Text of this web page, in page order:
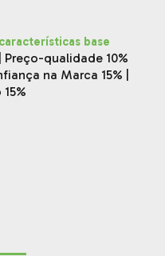
base
Preço-qualidade 10%
na Marca 15% |